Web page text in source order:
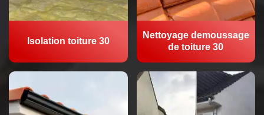
Isolation toiture 30
Nettoyage demoussage
de toiture 30